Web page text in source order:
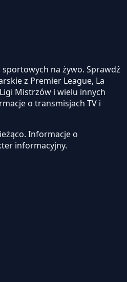
na żywo. Sprawdź
z Premier League, La
Mistrzów i wielu innych
o transmisjach TV i
Informacje o
informacyjny.